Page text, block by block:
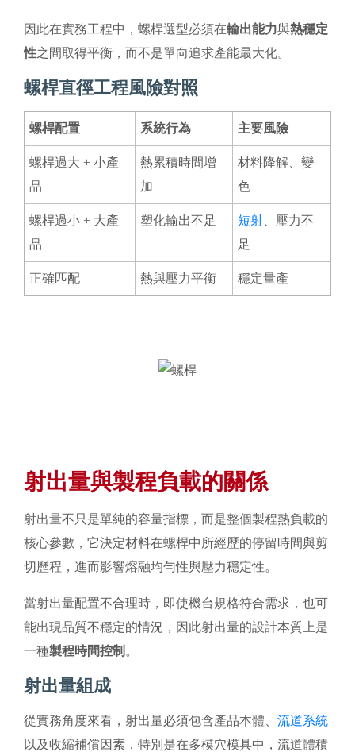
因此在實務工程中，螺桿選型必須在輸出能力與熱穩定
性之間取得平衡，而不是單向追求產能最大化。
螺桿直徑工程風險對照
螺桿配置 系統行為 主要風險
螺桿過大 + 小產
品
熱累積時間增
加
材料降解、變
色
螺桿過小 + 大產
品
塑化輸出不足 短射 、壓力不
足
正確匹配 熱與壓力平衡 穩定量產
射出量與製程負載的關係
射出量不只是單純的容量指標，而是整個製程熱負載的
核心參數，它決定材料在螺桿中所經歷的停留時間與剪
切歷程，進而影響熔融均勻性與壓力穩定性。
當射出量配置不合理時，即使機台規格符合需求，也可
能出現品質不穩定的情況，因此射出量的設計本質上是
一種製程時間控制 。
射出量組成
從實務角度來看，射出量必須包含產品本體、 流道系統
以及收縮補償因素，特別是在多模穴模具中，流道體積